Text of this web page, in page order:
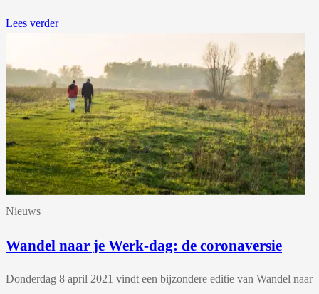
Lees verder
Nieuws
Wandel naar je Werk-dag: de coronaversie
Donderdag 8 april 2021 vindt een bijzondere editie van Wandel naar